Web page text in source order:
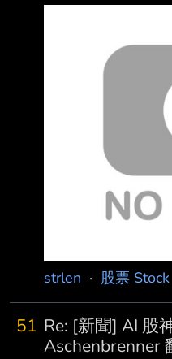
strlen · 股票 Stock
51 Re: [新聞] AI 股
Aschenbrenner